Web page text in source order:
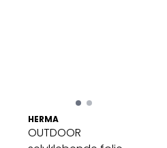
HERMA
OUTDOOR